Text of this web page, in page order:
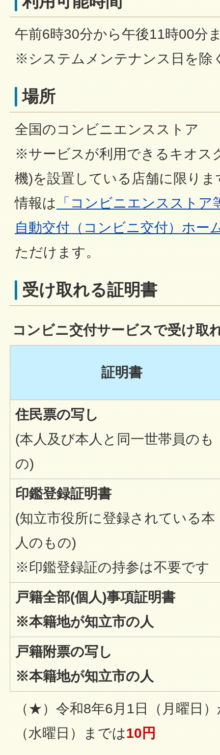
午前6時30分から午後11時00分
※システムメンテナンス日を除
場所
全国のコンビニエンスストア
※サービスが利用できるキオス
機)を設置している店舗に限り
情報は 「コンビニエンススト
自動交付（コンビニ交付）ホー
ただけます。
受け取れる証明書
コンビニ交付サービスで受け取
証明書
住民票の写し
(本人及び本人と同一世帯員のも
の)
印鑑登録証明書
(知立市役所に登録されている本
人のもの)
※印鑑登録証の持参は不要です
戸籍全部(個人)事項証明書
※本籍地が知立市の人
戸籍附票の写し
※本籍地が知立市の人
（★）令和8年6月1日（月曜日
（水曜日）までは10円